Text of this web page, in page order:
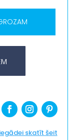
skatīt šeit